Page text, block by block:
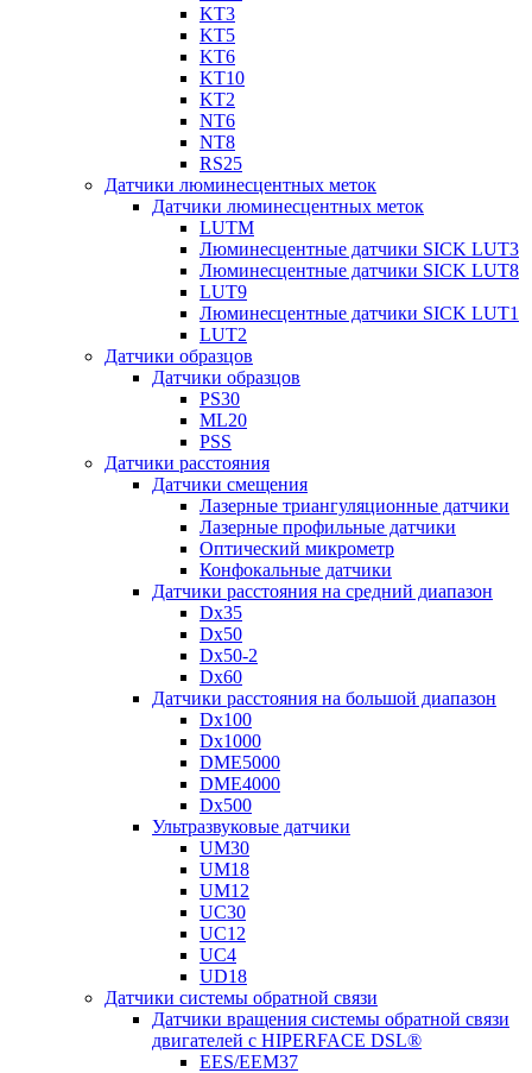
KT3
KT5
KT6
KT10
KT2
NT6
NT8
RS25
Датчики люминесцентных меток
Датчики люминесцентных меток
LUTM
Люминесцентные датчики SICK LUT3
Люминесцентные датчики SICK LUT8
LUT9
Люминесцентные датчики SICK LUT1
LUT2
Датчики образцов
Датчики образцов
PS30
ML20
PSS
Датчики расстояния
Датчики смещения
Лазерные триангуляционные датчики
Лазерные профильные датчики
Оптический микрометр
Конфокальные датчики
Датчики расстояния на средний диапазон
Dx35
Dx50
Dx50-2
Dx60
Датчики расстояния на большой диапазон
Dx100
Dx1000
DME5000
DME4000
Dx500
Ультразвуковые датчики
UM30
UM18
UM12
UC30
UC12
UC4
UD18
Датчики системы обратной связи
Датчики вращения системы обратной связи
двигателей с HIPERFACE DSL®
EES/EEM37